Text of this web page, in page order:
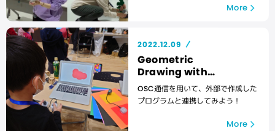
More
2022.12.09
Geometric
Drawing with
Processing
OSC通信を用いて、外部で作成した
プログラムと連携してみよう！
More